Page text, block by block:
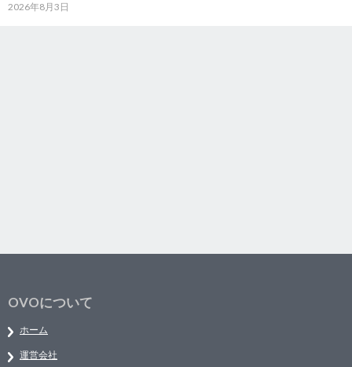
2026年8月3日
OVOについて
ホーム
運営会社